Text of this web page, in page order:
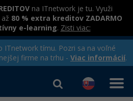
na ITnetwork je tu. Využi
80 % extra kreditov ZADARMO
e-learning. Zisti viac:
ITnetwork tímu. Pozri sa na voľné
firme na trhu - Viac informácií.